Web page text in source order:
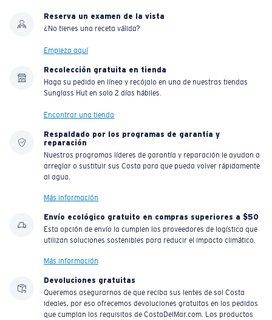
Reserva un examen de la vista
¿No tienes una receta válida?
Empieza aquí
Recolección gratuita en tienda
Haga su pedido en línea y recójalo en una de nuestras tiendas
Sunglass Hut en solo 2 días hábiles.
Encontrar una tienda
Respaldado por los programas de garantía y
reparación
Nuestros programas líderes de garantía y reparación le ayudan a
arreglar o sustituir sus Costa para que pueda volver rápidamente
al agua.
Más información
Envío ecológico gratuito en compras superiores a $50
Esta opción de envío la cumplen los proveedores de logística que
utilizan soluciones sostenibles para reducir el impacto climático.
Más información
Devoluciones gratuitas
Queremos asegurarnos de que reciba sus lentes de sol Costa
ideales, por eso ofrecemos devoluciones gratuitas en los pedidos
que cumplan los requisitos de CostaDelMar.com. Los productos